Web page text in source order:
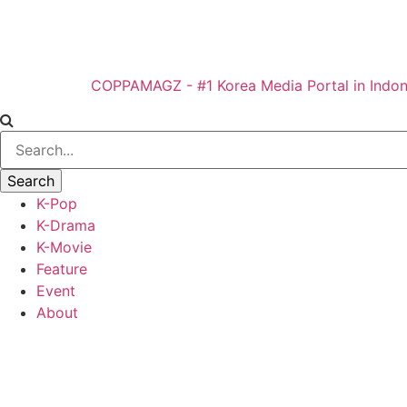
COPPAMAGZ - #1 Korea Media Portal in
K-Pop
K-Drama
K-Movie
Feature
Event
About